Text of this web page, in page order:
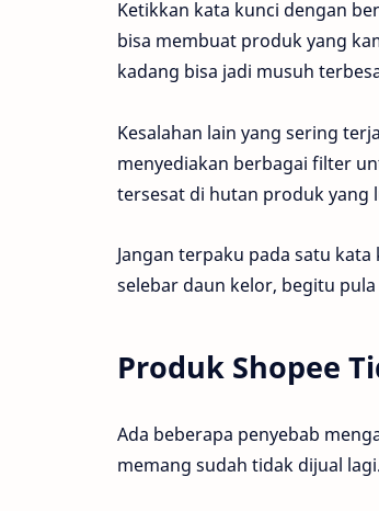
Ketikkan kata kunci dengan
bisa membuat produk yang
kadang bisa jadi musuh
Kesalahan lain yang sering
menyediakan berbagai filter
tersesat di hutan produk yang
Jangan terpaku pada satu
selebar daun kelor, begitu
Produk Shopee
Ada beberapa penyebab
memang sudah tidak dijual